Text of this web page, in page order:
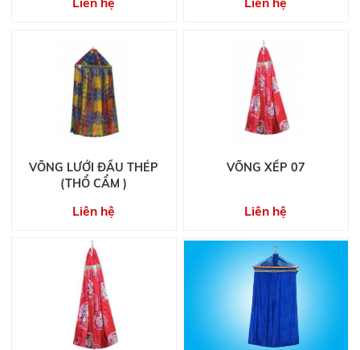
VÕNG LƯỚI ĐẦU THÉP
(THỔ CẨM )
Liên hệ
VÕNG XẾP 07
Liên hệ